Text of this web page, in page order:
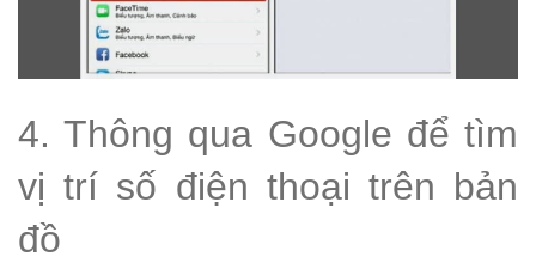
4. Thông qua Google để tìm
vị trí số điện thoại trên bản
đồ